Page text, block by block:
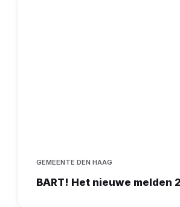
GEMEENTE DEN HAAG
BART! Het nieuwe melden